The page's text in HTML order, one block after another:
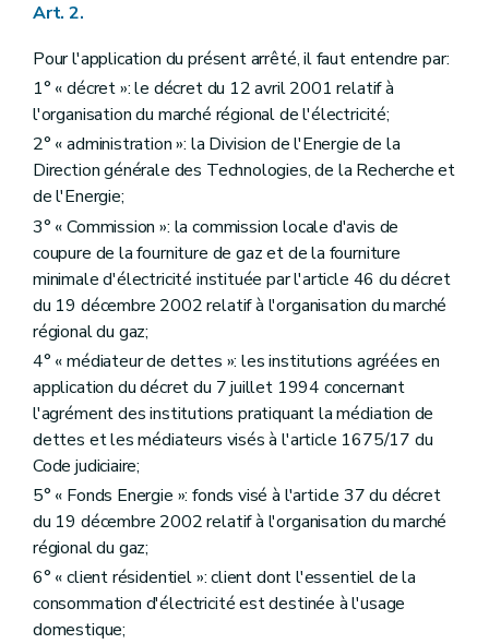
Art. 2.
Pour l'application du présent arrêté, il faut entendre par:
1° « décret »: le décret du 12 avril 2001 relatif à
l'organisation du marché régional de l'électricité;
2° « administration »: la Division de l'Energie de la
Direction générale des Technologies, de la Recherche et
de l'Energie;
3° « Commission »: la commission locale d'avis de
coupure de la fourniture de gaz et de la fourniture
minimale d'électricité instituée par l'article 46 du décret
du 19 décembre 2002 relatif à l'organisation du marché
régional du gaz;
4° « médiateur de dettes »: les institutions agréées en
application du décret du 7 juillet 1994 concernant
l'agrément des institutions pratiquant la médiation de
dettes et les médiateurs visés à l'article 1675/17 du
Code judiciaire;
5° « Fonds Energie »: fonds visé à l'article 37 du décret
du 19 décembre 2002 relatif à l'organisation du marché
régional du gaz;
6° « client résidentiel »: client dont l'essentiel de la
consommation d'électricité est destinée à l'usage
domestique;